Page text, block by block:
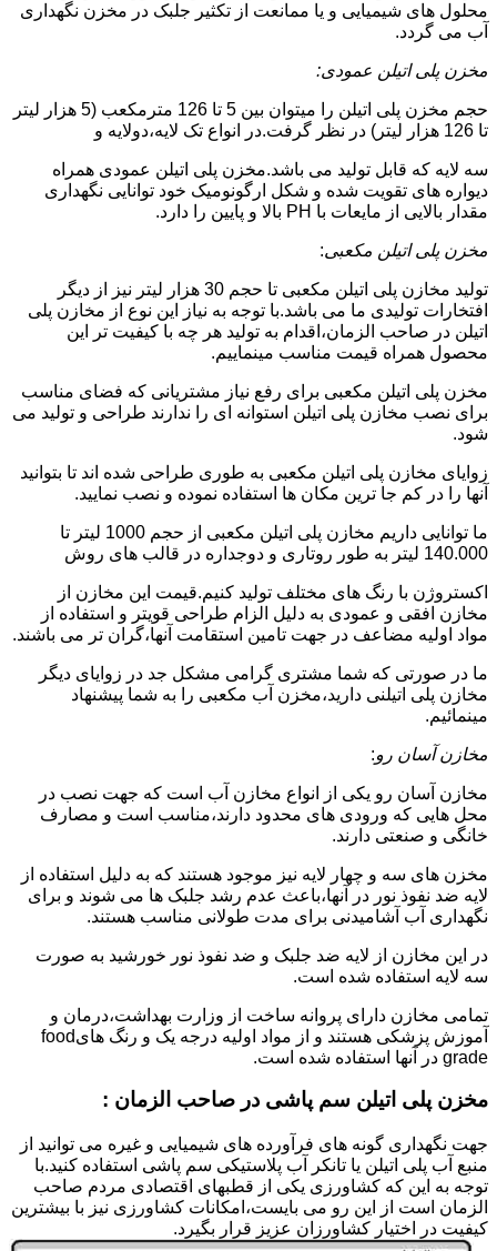
محلول های شیمیایی و یا ممانعت از تکثیر جلبک در مخزن نگهداری
آب می گردد.
مخزن پلی اتیلن عمودی:
حجم مخزن پلی اتیلن را میتوان بین 5 تا 126 مترمکعب (5 هزار لیتر
تا 126 هزار لیتر) در نظر گرفت.در انواع تک لایه،دولایه و
سه لایه که قابل تولید می باشد.مخزن پلی اتیلن عمودی همراه
دیواره های تقویت شده و شکل ارگونومیک خود توانایی نگهداری
مقدار بالایی از مایعات با PH بالا و پایین را دارد.
مخزن پلی اتیلن مکعبی:
تولید مخازن پلی اتیلن مکعبی تا حجم 30 هزار لیتر نیز از دیگر
افتخارات تولیدی ما می باشد.با توجه به نیاز این نوع از مخازن پلی
اتیلن در صاحب الزمان،اقدام به تولید هر چه با کیفیت تر این
محصول همراه قیمت مناسب مینماییم.
مخزن پلی اتیلن مکعبی برای رفع نیاز مشتریانی که فضای مناسب
برای نصب مخازن پلی اتیلن استوانه ای را ندارند طراحی و تولید می
شود.
زوایای مخازن پلی اتیلن مکعبی به طوری طراحی شده اند تا بتوانید
آنها را در کم جا ترین مکان ها استفاده نموده و نصب نمایید.
ما توانایی داریم مخازن پلی اتیلن مکعبی از حجم 1000 لیتر تا
140.000 لیتر به طور روتاری و دوجداره در قالب های روش
اکستروژن با رنگ های مختلف تولید کنیم.قیمت این مخازن از
مخازن افقی و عمودی به دلیل الزام طراحی قویتر و استفاده از
مواد اولیه مضاعف در جهت تامین استقامت آنها،گران تر می باشند.
ما در صورتی که شما مشتری گرامی مشکل جد در زوایای دیگر
مخازن پلی اتیلنی دارید،مخزن آب مکعبی را به شما پیشنهاد
مینمائیم.
مخازن آسان رو:
مخازن آسان رو یکی از انواع مخازن آب است که جهت نصب در
محل هایی که ورودی های محدود دارند،مناسب است و مصارف
خانگی و صنعتی دارند.
مخزن های سه و چهار لایه نیز موجود هستند که به دلیل استفاده از
لایه ضد نفوذ نور در آنها،باعث عدم رشد جلبک ها می شوند و برای
نگهداری آب آشامیدنی برای مدت طولانی مناسب هستند.
در این مخازن از لایه ضد جلبک و ضد نفوذ نور خورشید به صورت
سه لایه استفاده شده است.
تمامی مخازن دارای پروانه ساخت از وزارت بهداشت،درمان و
آموزش پزشکی هستند و از مواد اولیه درجه یک و رنگ هایfood
grade در آنها استفاده شده است.
مخزن پلی اتیلن سم پاشی در صاحب الزمان :
جهت نگهداری گونه های فرآورده های شیمیایی و غیره می توانید از
منبع آب پلی اتیلن یا تانکر آب پلاستیکی سم پاشی استفاده کنید.با
توجه به این که کشاورزی یکی از قطبهای اقتصادی مردم صاحب
الزمان است از این رو می بایست،امکانات کشاورزی نیز با بیشترین
کیفیت در اختیار کشاورزان عزیز قرار بگیرد.